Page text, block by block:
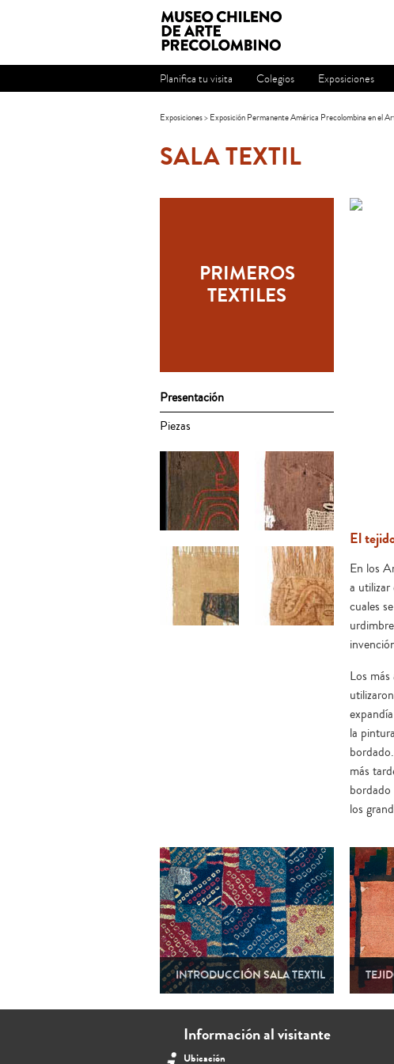
Planifica tu visita Colegios Exposiciones
Exposiciones> Exposición Permanente América Precolombina en el
SALA TEXTIL
PRIMEROS
TEXTILES
Presentación
Piezas
El
En los
a utilizar
cuales
Los
la
más
bordado
los
INTRODUCCIÓN SALA TEXTIL
Información al visitante
Ubicación